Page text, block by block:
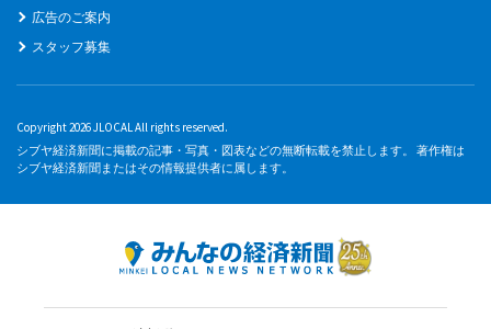
広告のご案内
スタッフ募集
Copyright 2026 JLOCAL All rights reserved.
シブヤ経済新聞に掲載の記事・写真・図表などの無断転載を禁止します。 著作権は
シブヤ経済新聞またはその情報提供者に属します。